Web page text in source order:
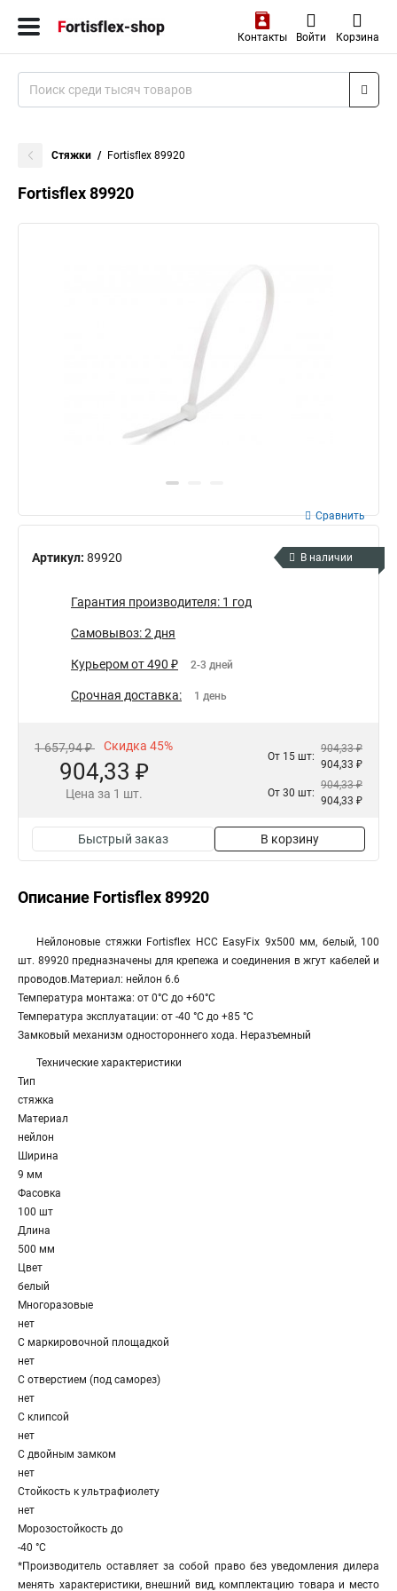
Контакты Войти Корзина
Стяжки Fortisflex 89920
Fortisflex 89920
Артикул: 89920
Сравнить
В наличии
Гарантия производителя: 1 год
Самовывоз: 2 дня
Курьером от 490 ₽ 2-3 дней
Срочная доставка: 1 день
1 657,94 ₽ Скидка 45%
904,33 ₽
Цена за 1 шт.
От 15 шт:
904,33 ₽
904,33 ₽
От 30 шт:
904,33 ₽
904,33 ₽
Быстрый заказ В корзину
Описание Fortisflex 89920
Нейлоновые стяжки Fortisflex НСС EasyFix 9x500 мм, белый, 100
шт. 89920 предназначены для крепежа и соединения в жгут кабелей и
проводов.Материал: нейлон 6.6
Температура монтажа: от 0°C до +60°C
Температура эксплуатации: от -40 °С до +85 °С
Замковый механизм одностороннего хода. Неразъемный
Технические характеристики
Тип
стяжка
Материал
нейлон
Ширина
9 мм
Фасовка
100 шт
Длина
500 мм
Цвет
белый
Многоразовые
нет
С маркировочной площадкой
нет
С отверстием (под саморез)
нет
С клипсой
нет
С двойным замком
нет
Стойкость к ультрафиолету
нет
Морозостойкость до
-40 °С
*Производитель оставляет за собой право без уведомления дилера
менять характеристики, внешний вид, комплектацию товара и место